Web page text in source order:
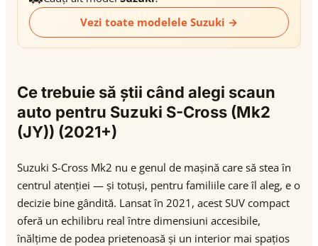
Vezi toate modelele Suzuki →
Ce trebuie să știi când alegi scaun
auto pentru Suzuki S-Cross (Mk2
(JY)) (2021+)
Suzuki S-Cross Mk2 nu e genul de mașină care să stea în
centrul atenției — și totuși, pentru familiile care îl aleg, e o
decizie bine gândită. Lansat în 2021, acest SUV compact
oferă un echilibru real între dimensiuni accesibile,
înălțime de podea prietenoasă și un interior mai spațios